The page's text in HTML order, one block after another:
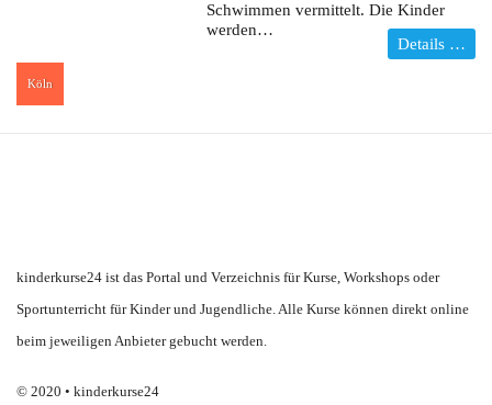
Köln
Schwimmen vermittelt. Die Kinder
werden…
Details …
kinderkurse24 ist das Portal und Verzeichnis für Kurse, Workshops oder
Sportunterricht für Kinder und Jugendliche. Alle Kurse können direkt online
beim jeweiligen Anbieter gebucht werden.
© 2020 • kinderkurse24